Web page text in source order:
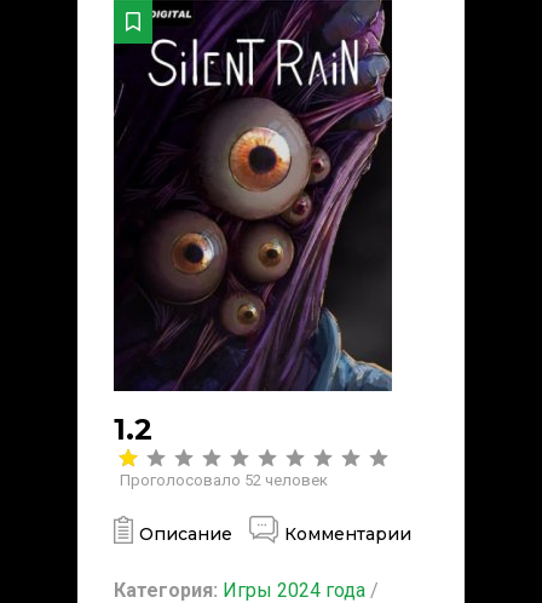
1.2
Проголосовало 52 человек
Описание Комментарии
Категория: Игры 2024 года /